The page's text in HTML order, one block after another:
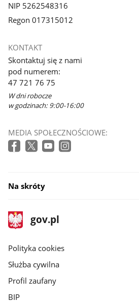
NIP 5262548316
Regon 017315012
KONTAKT
Skontaktuj się z nami
pod numerem:
47 721 76 75
W dni robocze
w godzinach: 9:00-16:00
MEDIA SPOŁECZNOŚCIOWE:
Na skróty
stopka
gov.pl
Strona
gov.pl
gov.pl
Polityka cookies
Służba cywilna
Profil zaufany
BIP